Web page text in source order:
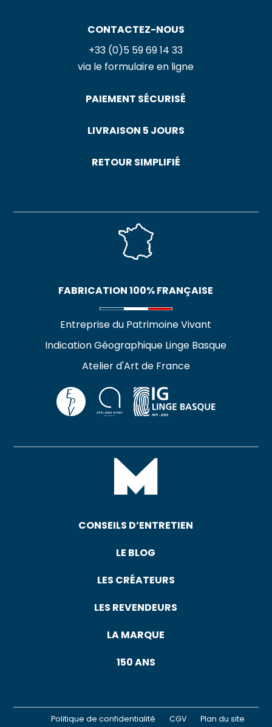
CONTACTEZ-NOUS
+33 (0)5 59 69 14 33
via le formulaire en ligne
PAIEMENT SÉCURISÉ
LIVRAISON 5 JOURS
RETOUR SIMPLIFIÉ
FABRICATION 100% FRANÇAISE
Entreprise du Patrimoine Vivant
Indication Géographique Linge Basque
Atelier d'Art de France
CONSEILS D’ENTRETIEN
LE BLOG
LES CRÉATEURS
LES REVENDEURS
LA MARQUE
150 ANS
Politique de confidentialité CGV
Plan du site